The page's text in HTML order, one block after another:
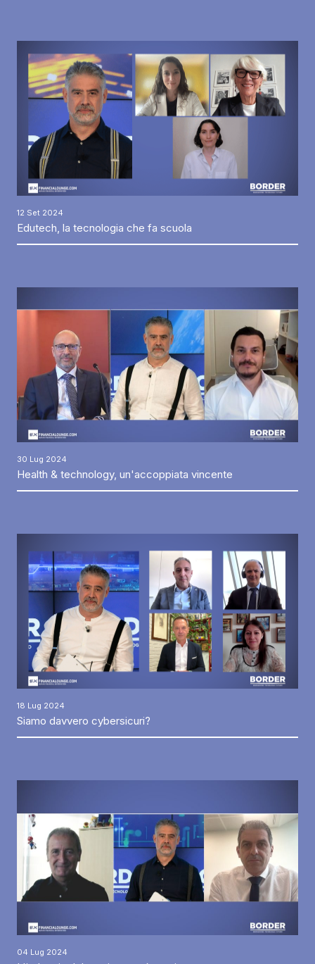
12 Set 2024
Edutech, la tecnologia che fa scuola
30 Lug 2024
Health & technology, un'accoppiata vincente
18 Lug 2024
Siamo davvero cybersicuri?
04 Lug 2024